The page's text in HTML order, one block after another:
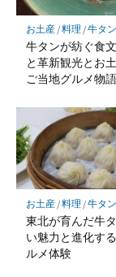
お土産/料理 /牛タン
牛タンが紡ぐ食
と革新観光とお
ご当地グルメ物語
お土産/料理 /牛タン
東北が育んだ牛
い魅力と進化す
ルメ体験